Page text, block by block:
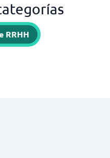
RRHH